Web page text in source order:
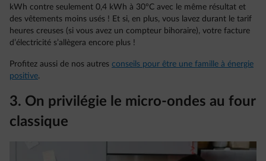
kWh contre seulement 0,4 kWh à 30°C avec le même résultat et
des vêtements moins usés ! Et si, en plus, vous lavez durant le tarif
heures creuses (si vous avez un compteur bihoraire), votre facture
d’électricité s’allègera encore plus !
Profitez aussi de nos autres conseils pour être une famille à énergie
positive.
3. On privilégie le micro-ondes au four
classique